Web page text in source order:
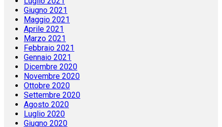
Agosto 2021
Luglio 2021
Giugno 2021
Maggio 2021
Aprile 2021
Marzo 2021
Febbraio 2021
Gennaio 2021
Dicembre 2020
Novembre 2020
Ottobre 2020
Settembre 2020
Agosto 2020